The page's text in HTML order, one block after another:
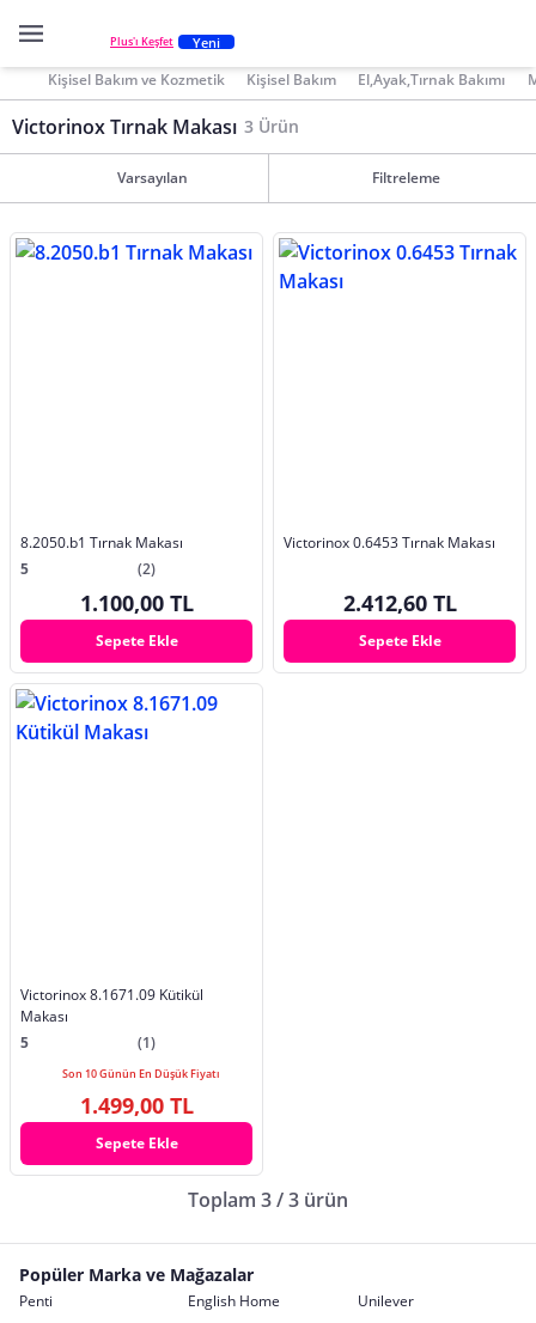
Plus'ı Keşfet Yeni
Kişisel Bakım ve Kozmetik Kişisel Bakım El,Ayak,Tırnak Bakımı
Victorinox Tırnak Makası 3 Ürün
Varsayılan Filtreleme
8.2050.b1 Tırnak Makası
5
(2)
1.100,00 TL
Sepete Ekle
Victorinox 0.6453 Tırnak Makası
2.412,60 TL
Sepete Ekle
Victorinox 8.1671.09 Kütikül
Makası
5
(1)
Son 10 Günün En Düşük Fiyatı
1.499,00 TL
Sepete Ekle
Toplam 3 / 3 ürün
Popüler Marka ve Mağazalar
Penti English Home
Unilever